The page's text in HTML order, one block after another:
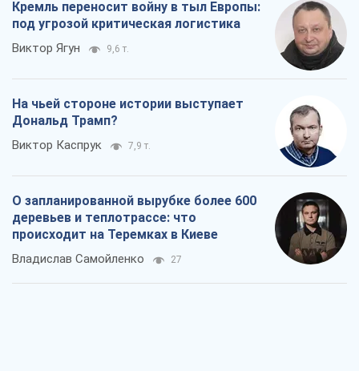
Кремль переносит войну в тыл Европы:
под угрозой критическая логистика
Виктор Ягун 9,6 т.
На чьей стороне истории выступает
Дональд Трамп?
Виктор Каспрук 7,9 т.
О запланированной вырубке более 600
деревьев и теплотрассе: что
происходит на Теремках в Киеве
Владислав Самойленко 27